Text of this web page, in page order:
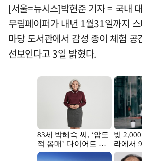
[서울=뉴시스]박현준 기자 = 국내
무림페이퍼가 내년 1월31일까지
마당 도서관에서 감성 종이 체험
선보인다고 3일 밝혔다.